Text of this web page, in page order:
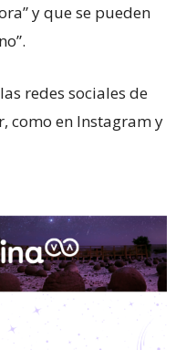
y que se pueden
redes sociales de
como en Instagram y